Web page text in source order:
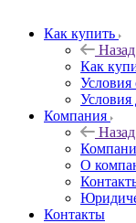
Как купить
Назад
Как
Условия
Условия
Компания
Назад
О
Контакты